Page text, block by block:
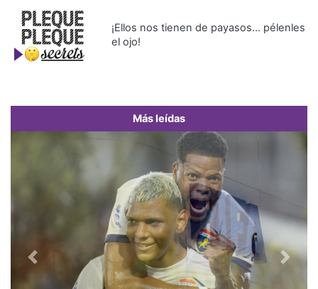
¡Ellos nos tienen de payasos… pélenles
el ojo!
Más leídas
Previous Next